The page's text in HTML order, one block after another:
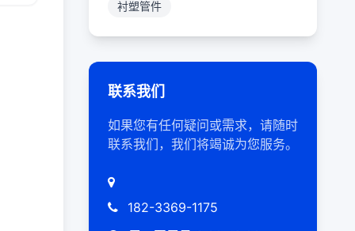
衬塑管件
联系我们
如果您有任何疑问或需求，请随时
联系我们，我们将竭诚为您服务。
182-3369-1175